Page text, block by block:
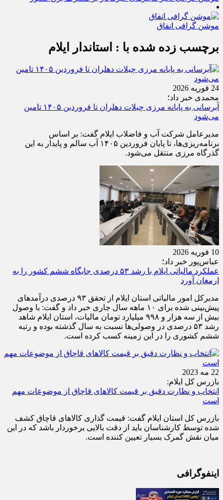
موشن گرافی تأثیر ماینرهای غیرمجاز بر مصرف برق کشور
برچسب زده شده با : استاندار ایلام
24 فوریه 2026
محمدی خبر داد؛
مدیرعامل شرکت آب و فاضلاب ایلام گفت: بر اساس
10 فوریه 2026
عباس‌پور خبر داد؛
مدیرکل امور مالیاتی استان ایلام از تحقق ۹۳ درصدی درآمدهای
پیش‌بینی شده برای ۱۰ ماهه سال جاری خبر داد و گفت: با وصول
بیش از سه هزار و ۹۹۸ میلیارد تومان مالیات، استان ایلام شاهد
رشد ۵۳ درصدی در وصولی‌ها نسبت به سال گذشته بوده و رتبه
22 مه 2023
بازرس کل ایلام:
انتخاب و نظارت دقیق بر قیمت کالاهای قاچاق از موضوعات مهم
بازرس کل استان ایلام گفت: قیمت گذاری کالاهای قاچاق کشف
شده توسط کارشناسان باید از دقت بالایی برخوردار باشد که در این
اینفوگرافی